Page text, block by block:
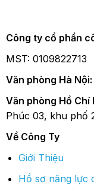
Công ty cổ phần
MST: 0109822713
Văn phòng Hà Nội:
Văn phòng Hồ Chí
Phúc 03, khu phố
Về Công Ty
Giới Thiệu
Hồ sơ năng lực